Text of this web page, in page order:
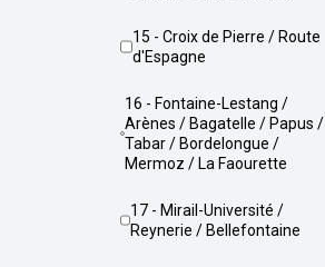
15 - Croix de Pierre / Route
d'Espagne
16 - Fontaine-Lestang /
Arènes / Bagatelle / Papus /
Tabar / Bordelongue /
Mermoz / La Faourette
17 - Mirail-Université /
Reynerie / Bellefontaine